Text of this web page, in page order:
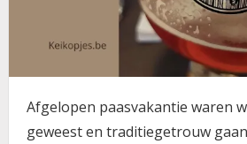
Afgelopen paasvakantie waren
geweest en traditiegetrouw